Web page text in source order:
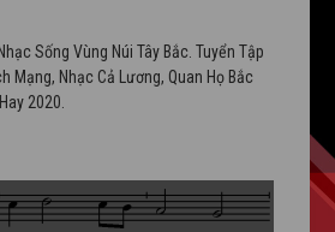
Sống Vùng Núi Tây Bắc. Tuyển Tập
Mạng, Nhạc Cả Lương, Quan Họ Bắc
2020.